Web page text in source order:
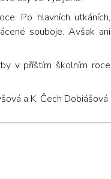
Po hlavních utkáních,
souboje. Avšak ani
v příštím školním roce
a K. Čech Dobiášová